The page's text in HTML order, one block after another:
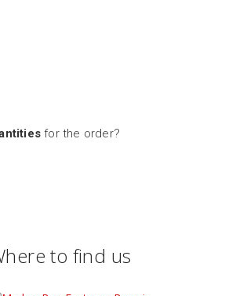
for the order?
to find us